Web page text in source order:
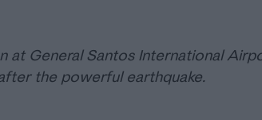
at General Santos International
the powerful earthquake.